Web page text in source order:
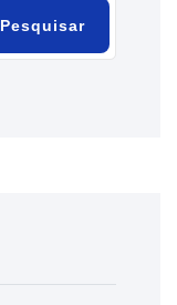
Pesquisar